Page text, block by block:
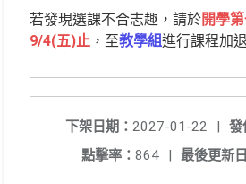
若發現選課不合志趣，請於開學
9/4(五)止 ，至教學組進行課程加
發
下架日期： 2027-01-22
|
最後更新
點擊率： 864 |